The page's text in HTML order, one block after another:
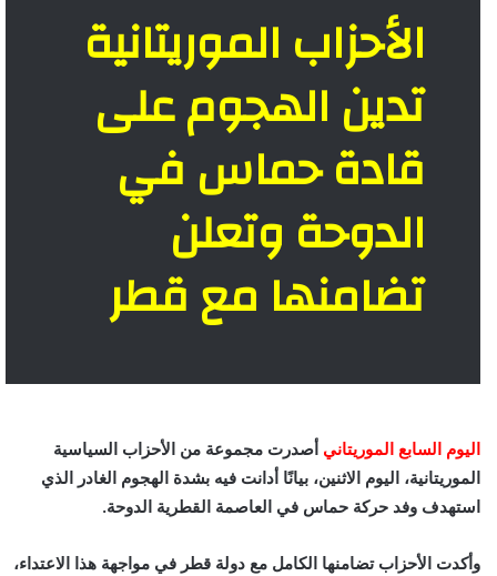
الأحزاب الموريتانية
تدين الهجوم على
قادة حماس في
الدوحة وتعلن
تضامنها مع قطر
اليوم السابع الموريتاني أصدرت مجموعة من الأحزاب السياسية
الموريتانية، اليوم الاثنين، بيانًا أدانت فيه بشدة الهجوم الغادر الذي
استهدف وفد حركة حماس في العاصمة القطرية الدوحة.
وأكدت الأحزاب تضامنها الكامل مع دولة قطر في مواجهة هذا الاعتداء،